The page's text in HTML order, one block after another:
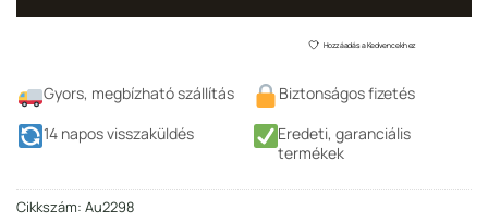
Hozzáadás a Kedvencekhez
Gyors, megbízható szállítás
Biztonságos fizetés
14 napos visszaküldés
Eredeti, garanciális
termékek
Cikkszám: Au2298